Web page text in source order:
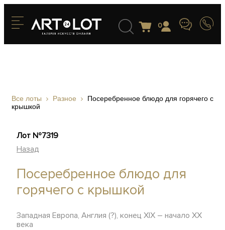
0
Все лоты Разное
Посеребренное блюдо для горячего с
крышкой
Лот №7319
Назад
Посеребренное блюдо для
горячего с крышкой
Западная Европа, Англия (?), конец XIX – начало ХХ
века